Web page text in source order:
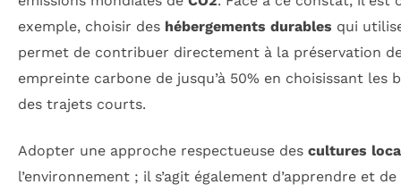
exemple, choisir des hébergements durables qui
permet de contribuer directement à la préservation
empreinte carbone de jusqu’à 50% en choisissant
des trajets courts.
Adopter une approche respectueuse des cultures
l’environnement ; il s’agit également d’apprendre et